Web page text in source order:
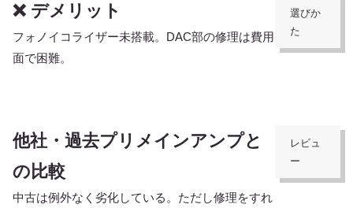
❌ デメリット
フォノイコライザー未搭載。DAC部の修理は費用
面で困難。
選びか
た
他社・過去プリメインアンプと
の比較
中古は例外なく劣化している。ただし修理をすれ
レビュ
ー